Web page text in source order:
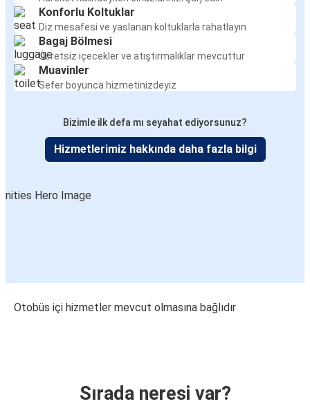
Konforlu Koltuklar
Diz mesafesi ve yaslanan koltuklarla rahatlayın
Bagaj Bölmesi
Ücretsiz içecekler ve atıştırmalıklar mevcuttur
Muavinler
Sefer boyunca hizmetinizdeyiz
Bizimle ilk defa mı seyahat ediyorsunuz?
Hizmetlerimiz hakkında daha fazla bilgi
Otobüs içi hizmetler mevcut olmasına bağlıdır
Sırada neresi var?